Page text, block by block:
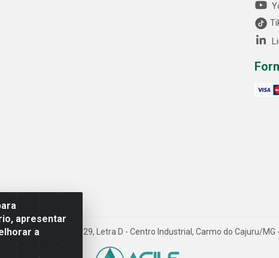
apresentar
a
Progresso, 1829, Letra D - Centro Industrial, Carmo do Cajuru/